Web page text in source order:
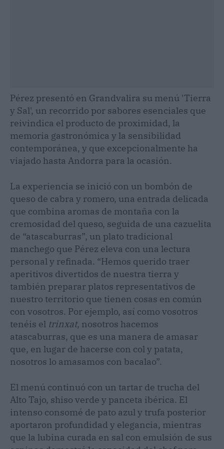
Pérez presentó en Grandvalira su menú 'Tierra
y Sal', un recorrido por sabores esenciales que
reivindica el producto de proximidad, la
memoria gastronómica y la sensibilidad
contemporánea, y que excepcionalmente ha
viajado hasta Andorra para la ocasión.
La experiencia se inició con un bombón de
queso de cabra y romero, una entrada delicada
que combina aromas de montaña con la
cremosidad del queso, seguida de una cazuelita
de “atascaburras”, un plato tradicional
manchego que Pérez eleva con una lectura
personal y refinada. “Hemos querido traer
aperitivos divertidos de nuestra tierra y
también preparar platos representativos de
nuestro territorio que tienen cosas en común
con vosotros. Por ejemplo, así como vosotros
tenéis el trinxat, nosotros hacemos
atascaburras, que es una manera de amasar
que, en lugar de hacerse con col y patata,
nosotros lo amasamos con bacalao”.
El menú continuó con un tartar de trucha del
Alto Tajo, shiso verde y panceta ibérica. El
intenso consomé de pato azul y trufa posterior
aportaron profundidad y elegancia, mientras
que la lubina curada en sal con emulsión de sus